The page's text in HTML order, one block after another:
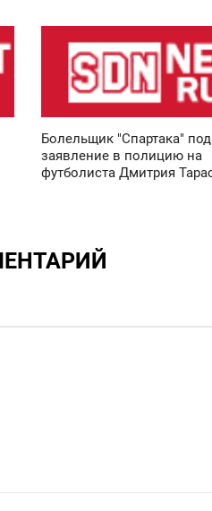
08:37
Болельщик "Спартака"
заявление в полицию на
футболиста Дмитрия